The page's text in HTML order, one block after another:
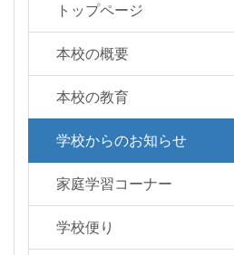
トップページ
本校の概要
本校の教育
学校からのお知らせ
家庭学習コーナー
学校便り